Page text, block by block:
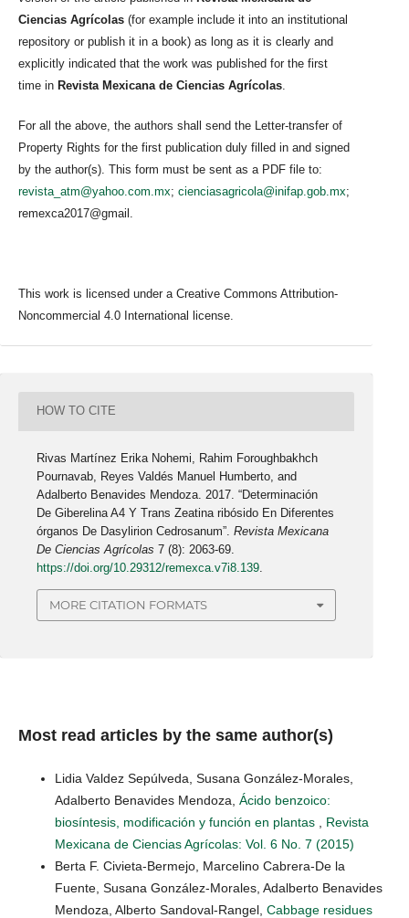
Ciencias Agrícolas (for example include it into an institutional
repository or publish it in a book) as long as it is clearly and
explicitly indicated that the work was published for the first
time in Revista Mexicana de Ciencias Agrícolas
For all the above, the authors shall send the Letter-transfer of
Property Rights for the first publication duly filled in and signed
by the author(s). This form must be sent as a PDF file to:
revista_atm@yahoo.com.mx; cienciasagricola@inifap.gob.mx;
remexca2017@gmail.
This work is licensed under a Creative Commons Attribution-
Noncommercial 4.0 International license.
HOW TO CITE
Rivas Martínez Erika Nohemi, Rahim Foroughbakhch
Pournavab, Reyes Valdés Manuel Humberto, and
Adalberto Benavides Mendoza. 2017. “Determinación
De Giberelina A4 Y Trans Zeatina ribósido En Diferentes
órganos De Dasylirion Cedrosanum”.Revista Mexicana
De Ciencias Agrícolas 7 (8): 2063-69.
https://doi.org/10.29312/remexca.v7i8.139
MORE CITATION FORMATS
Most read articles by the same author(s)
Lidia Valdez Sepúlveda, Susana González-Morales,
Adalberto Benavides Mendoza, Ácido benzoico:
biosíntesis, modificación y función en plantas
Revista
Mexicana de Ciencias Agrícolas: Vol. 6 No. 7 (2015)
Berta F. Civieta-Bermejo, Marcelino Cabrera-De la
Fuente, Susana González-Morales, Adalberto Benavides
Mendoza, Alberto Sandoval-Rangel, Cabbage residues